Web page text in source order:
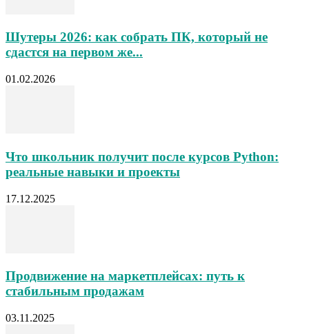
Шутеры 2026: как собрать ПК, который не
сдастся на первом же...
01.02.2026
Что школьник получит после курсов Python:
реальные навыки и проекты
17.12.2025
Продвижение на маркетплейсах: путь к
стабильным продажам
03.11.2025